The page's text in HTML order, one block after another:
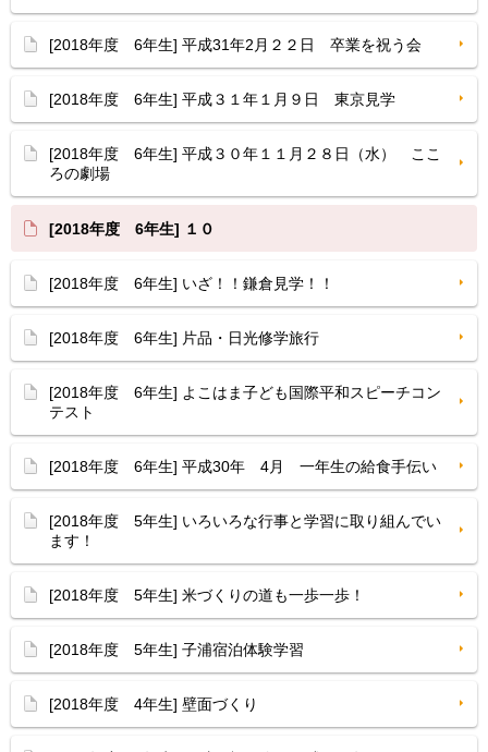
[2018年度 6年生] 平成31年2月２２日 卒業を祝う会
[2018年度 6年生] 平成３１年１月９日 東京見学
[2018年度 6年生] 平成３０年１１月２８日（水） ここ
ろの劇場
[2018年度 6年生] １０
[2018年度 6年生] いざ！！鎌倉見学！！
[2018年度 6年生] 片品・日光修学旅行
[2018年度 6年生] よこはま子ども国際平和スピーチコン
テスト
[2018年度 6年生] 平成30年 4月 一年生の給食手伝い
[2018年度 5年生] いろいろな行事と学習に取り組んでい
ます！
[2018年度 5年生] 米づくりの道も一歩一歩！
[2018年度 5年生] 子浦宿泊体験学習
[2018年度 4年生] 壁面づくり